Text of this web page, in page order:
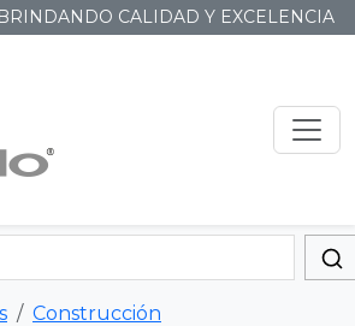
CALIDAD Y EXCELENCIA
Construcción